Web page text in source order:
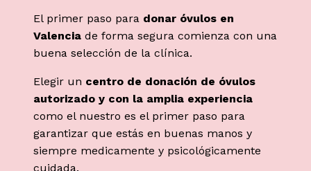
El primer paso para donar óvulos en
Valencia de forma segura comienza con una
buena selección de la clínica.
Elegir un centro de donación de óvulos
autorizado y con la amplia experiencia
como el nuestro es el primer paso para
garantizar que estás en buenas manos y
siempre medicamente y psicológicamente
cuidada.